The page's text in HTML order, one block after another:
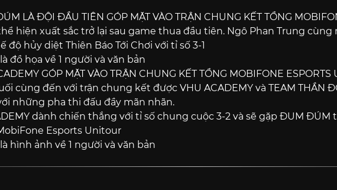
LÀ ĐỘI ĐẦU TIÊN GÓP MẶT VÀO TRẬN CHUNG KẾT TỔNG
hiện xuất sắc trở lại sau game thua đầu tiên. Ngô Phan Trung
độ hủy diệt Thiên Báo Tới Chơi với tỉ số 3-1
GÓP MẶT VÀO TRẬN CHUNG KẾT TỔNG MOBIFONE ESPORTS
cùng đến với trận chung kết được VHU ACADEMY và TEAM THẦN
những pha thi đấu đầy mãn nhãn.
dành chiến thắng với tỉ số chung cuộc 3-2 và sẽ gặp ĐUM
Esports Unitour